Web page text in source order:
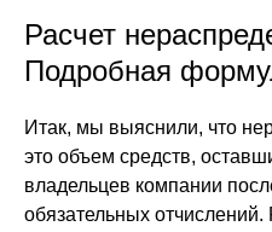
Расчет
Подробная
Итак, мы выяснили, что
это объем средств,
владельцев компании
обязательных отчислений.